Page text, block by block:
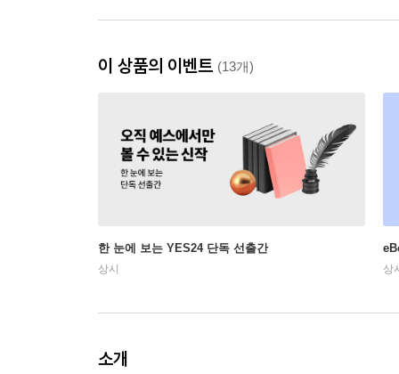
이 상품의 이벤트 (13개)
한 눈에 보는 YES24 단독 선출간
상시 상
소개